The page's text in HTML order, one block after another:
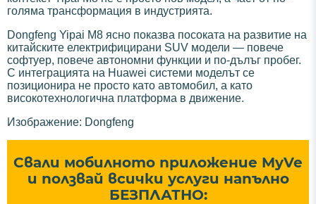
голяма трансформация в индустрията.
Dongfeng Yipai M8 ясно показва посоката на развитие на
китайските електрифицирани SUV модели — повече
софтуер, повече автономни функции и по-дълъг пробег.
С интеграцията на Huawei системи моделът се
позиционира не просто като автомобил, а като
високотехнологична платформа в движение.
Изображение: Dongfeng
Свали мобилното приложение MyVe
и ползвай всички услуги напълно
БЕЗПЛАТНО: